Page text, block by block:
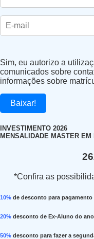
Sim, eu autorizo a
comunicados sobre
informações sobre
Baixar!
INVESTIMENTO 2026
MENSALIDADE MASTER
*Confira as
10% de desconto para
20% desconto de Ex-Aluno do
50% desconto para fazer a